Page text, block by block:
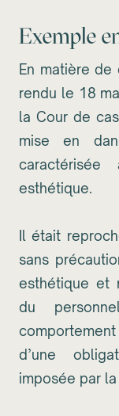
Exemple
En matière
rendu le 18
la Cour de
mise en
caractérisée
esthétique.
Il était
sans
esthétique et
du
d’une
imposée par